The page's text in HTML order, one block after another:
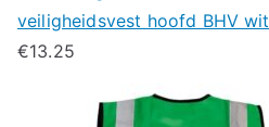
veiligheidsvest hoofd BHV wit
€13.25